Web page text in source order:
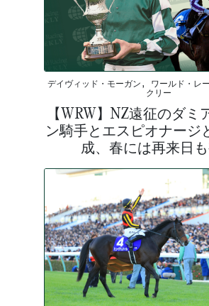
デイヴィッド・モーガン, ワールド・レ
クリー
【WRW】NZ遠征のダミ
ン騎手とエスピオナージ
成、春には再来日